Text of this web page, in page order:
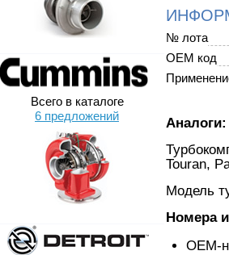
Всего в каталоге
6 предложений
№ лота
OEM код
Аналоги:
Touran,
Модель
Номера
OEM-